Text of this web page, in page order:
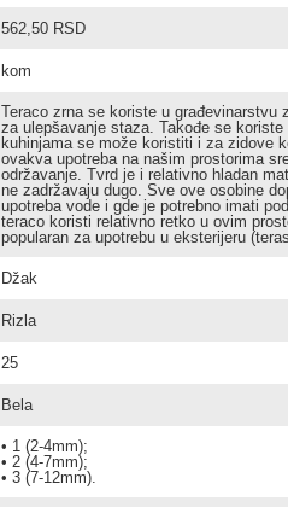
562,50 RSD
kom
Teraco zrna se koriste u
za ulepšavanje staza. Takođe se
kuhinjama se može koristiti i za zidove
ovakva upotreba na našim prostorima
održavanje. Tvrd je i relativno hladan
ne zadržavaju dugo. Sve ove osobine
upotreba vode i gde je potrebno imati
teraco koristi relativno retko u ovim
popularan za upotrebu u eksterijeru
Džak
Rizla
25
Bela
• 1 (2-4mm);
• 2 (4-7mm);
• 3 (7-12mm).